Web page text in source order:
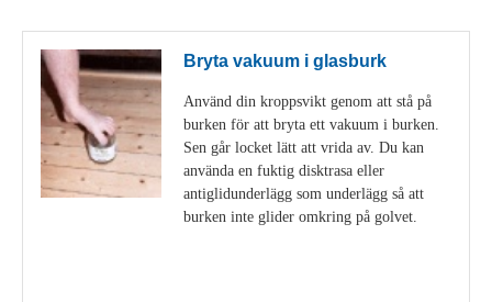
Bryta vakuum i glasburk
Använd din kroppsvikt genom att stå på
burken för att bryta ett vakuum i burken.
Sen går locket lätt att vrida av. Du kan
använda en fuktig disktrasa eller
antiglidunderlägg som underlägg så att
burken inte glider omkring på golvet.